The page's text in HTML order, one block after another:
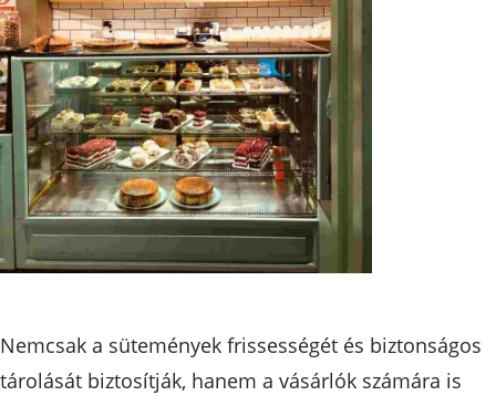
Nemcsak a sütemények frissességét és biztonságos
tárolását biztosítják, hanem a vásárlók számára is